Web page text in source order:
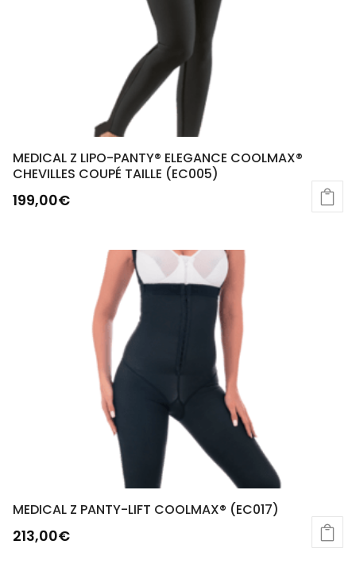
MEDICAL Z LIPO-PANTY® ELEGANCE COOLMAX®
CHEVILLES COUPÉ TAILLE (EC005)
199,00€
MEDICAL Z PANTY-LIFT COOLMAX® (EC017)
213,00€